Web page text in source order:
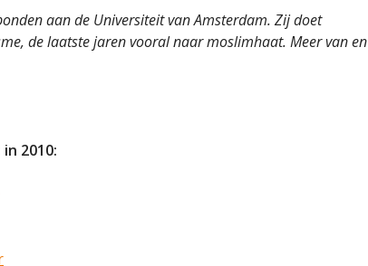
aan de Universiteit van Amsterdam. Zij doet
de laatste jaren vooral naar moslimhaat. Meer van en
2010: